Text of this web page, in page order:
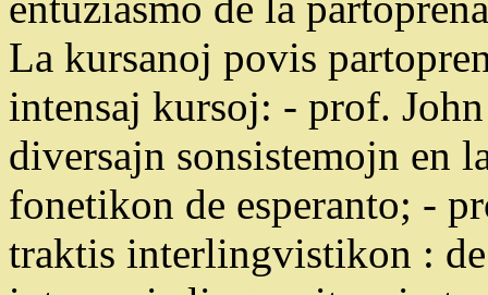
La kursanoj povis
intensaj kursoj: - prof.
diversajn sonsistemojn en
fonetikon de esperanto; -
traktis interlingvistikon :